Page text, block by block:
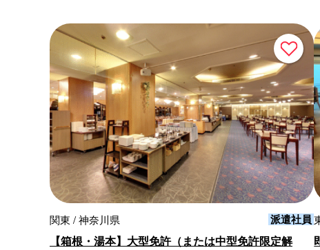
関東 / 神奈川県 派遣社員
【箱根・湯本】大型免許（または中型免許限定解